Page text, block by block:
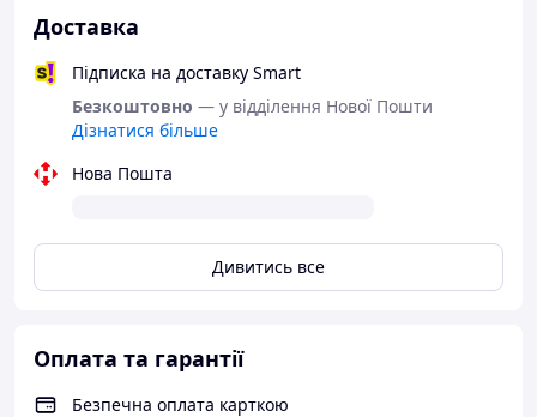
Доставка
Підписка на доставку Smart
Безкоштовно — у відділення Нової Пошти
Дізнатися більше
Нова Пошта
Дивитись все
Оплата та гарантії
Безпечна оплата карткою